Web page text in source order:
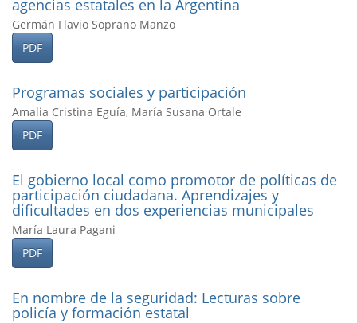
agencias estatales en la Argentina
Germán Flavio Soprano Manzo
PDF
Programas sociales y participación
Amalia Cristina Eguía, María Susana Ortale
PDF
El gobierno local como promotor de polí­ticas de
participación ciudadana. Aprendizajes y
dificultades en dos experiencias municipales
María Laura Pagani
PDF
En nombre de la seguridad: Lecturas sobre
policí­a y formación estatal